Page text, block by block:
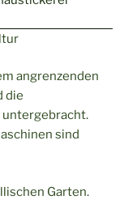
angrenzenden
die
sind
Garten.